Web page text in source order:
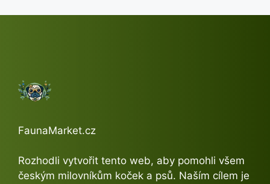
FaunaMarket.cz
Rozhodli vytvořit tento web, aby pomohli všem
českým milovníkům koček a psů. Naším cílem je